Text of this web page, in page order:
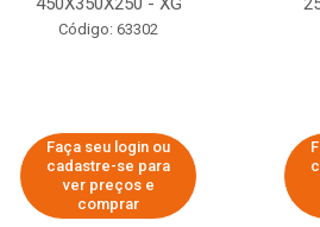
Código: 63302
Faça seu login ou
cadastre-se para
ver preços e
comprar